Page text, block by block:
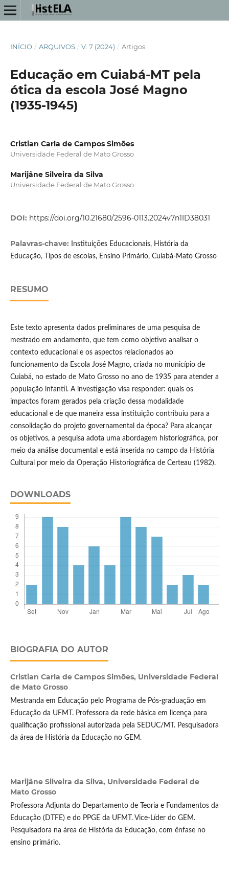
INÍCIO / ARQUIVOS / V. 7 (2024) / Artigos
Educação em Cuiabá-MT pela
ótica da escola José Magno
(1935-1945)
Cristian Carla de Campos Simões
Universidade Federal de Mato Grosso
Marijâne Silveira da Silva
Universidade Federal de Mato Grosso
DOI: https://doi.org/10.21680/2596-0113.2024v7n1ID38031
Palavras-chave:
Instituições Educacionais, História da
Educação, Tipos de escolas, Ensino Primário, Cuiabá-Mato Grosso
RESUMO
Este texto apresenta dados preliminares de uma pesquisa de
mestrado em andamento, que tem como objetivo analisar o
contexto educacional e os aspectos relacionados ao
funcionamento da Escola José Magno, criada no município de
Cuiabá, no estado de Mato Grosso no ano de 1935 para atender a
população infantil. A investigação visa responder: quais os
impactos foram gerados pela criação dessa modalidade
educacional e de que maneira essa instituição contribuiu para a
consolidação do projeto governamental da época? Para alcançar
os objetivos, a pesquisa adota uma abordagem historiográfica, por
meio da análise documental e está inserida no campo da História
Cultural por meio da Operação Historiográfica de Certeau (1982).
DOWNLOADS
BIOGRAFIA DO AUTOR
Cristian Carla de Campos Simões, Universidade Federal
de Mato Grosso
Mestranda em Educação pelo Programa de Pós-graduação em
Educação da UFMT. Professora da rede básica em licença para
qualificação profissional autorizada pela SEDUC/MT. Pesquisadora
da área de História da Educação no GEM.
Marijâne Silveira da Silva, Universidade Federal de
Mato Grosso
Professora Adjunta do Departamento de Teoria e Fundamentos da
Educação (DTFE) e do PPGE da UFMT. Vice-Líder do GEM.
Pesquisadora na área de História da Educação, com ênfase no
ensino primário.